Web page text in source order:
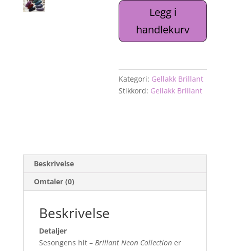
Gellakk
antall
Legg i
handlekurv
Kategori: Gellakk Brillant
Stikkord: Gellakk Brillant
Beskrivelse
Omtaler (0)
Beskrivelse
Detaljer
Sesongens hit – Brillant Neon Collectioner